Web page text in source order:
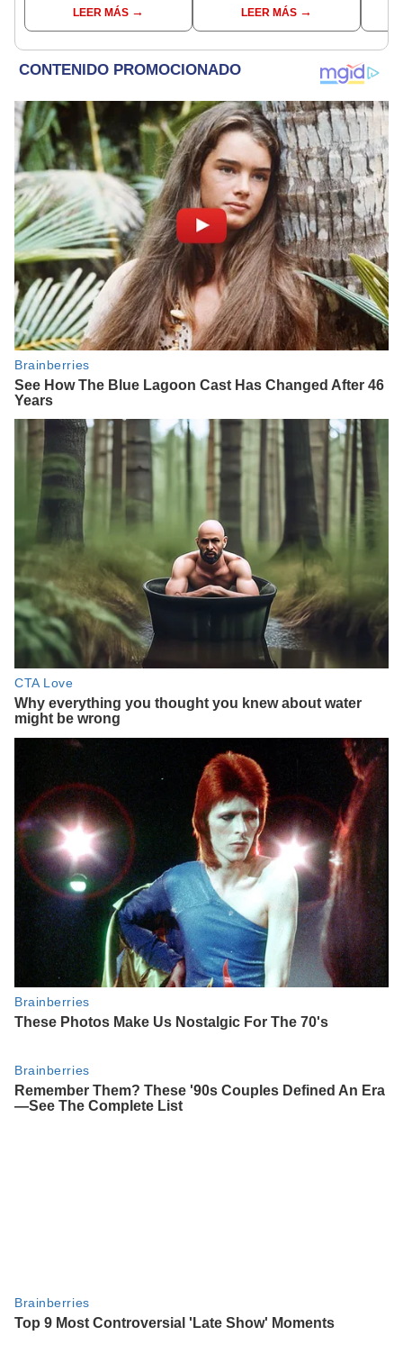
PNP revela marcaje
LEER MÁS
CercadoLEER MÁS
si